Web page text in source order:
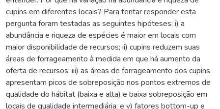
cupins em diferentes locais? Para tentar responder esta
pergunta foram testadas as seguintes hipóteses: i) a
abundância e riqueza de espécies é maior em locais com
maior disponibilidade de recursos; ii) cupins reduzem suas
áreas de forrageamento à medida em que há aumento da
oferta de recursos; iii) as áreas de forrageamento dos cupins
apresentam picos de sobreposição nos pontos extremos de
qualidade do hábitat (baixa e alta) e baixa sobreposição em
locais de qualidade intermediária; e v) fatores bottom-up e